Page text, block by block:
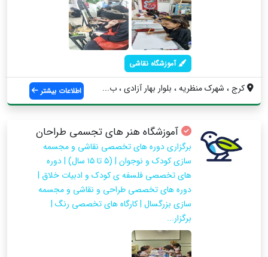
آموزشگاه نقاشی
کرج ، شهرک منظریه ، بلوار بهار آزادی ، ب... اطلاعات بیشتر
آموزشگاه هنر های تجسمی طراحان
برگزاری دوره های تخصصی نقاشی و مجسمه
سازی کودک و نوجوان | (۵ تا ۱۵ سال) | دوره
های تخصصی فلسفه ی کودک و ادبیات خلاق |
دوره های تخصصی طراحی و نقاشی و مجسمه
سازی بزرگسال | کارگاه های تخصصی رنگ |
برگزار...